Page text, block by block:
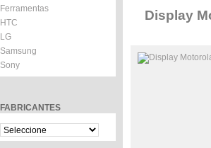
Ferramentas
HTC
LG
Samsung
Sony
FABRICANTES
Display